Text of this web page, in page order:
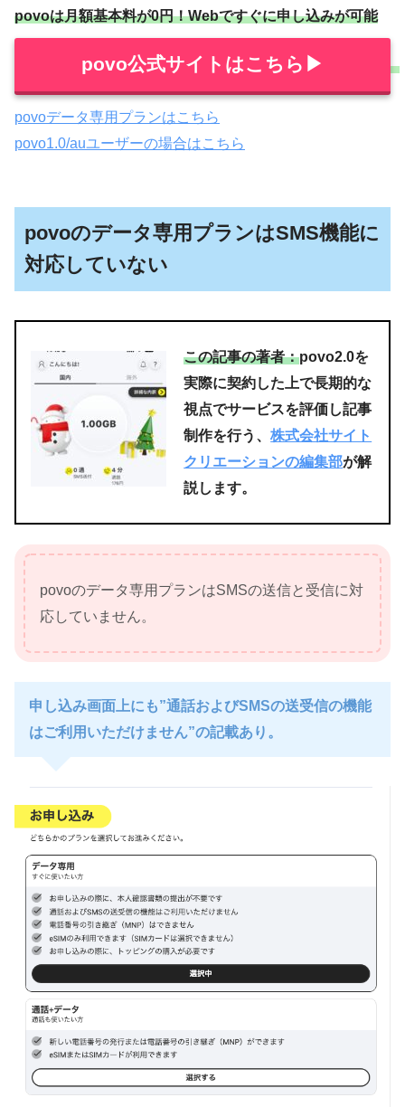
povoは月額基本料が0円！Webですぐに申し込みが可能
povo公式サイトはこちら▶︎
povoデータ専用プランはこちら
povo1.0/auユーザーの場合はこちら
povoのデータ専用プランはSMS機能に
対応していない
この記事の著者：povo2.0を
実際に契約した上で長期的な
視点でサービスを評価し記事
制作を行う、株式会社サイト
クリエーションの編集部が解
説します。
povoのデータ専用プランはSMSの送信と受信に対
応していません。
申し込み画面上にも”通話およびSMSの送受信の機能
はご利用いただけません”の記載あり。